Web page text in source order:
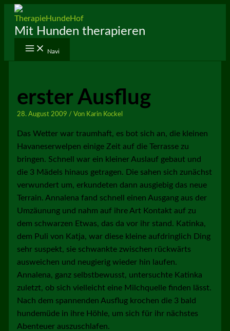
Zum
Inhalt
springen
Mit Hunden therapieren
Navi
erster Ausflug
28. August 2009 / Von Karin Kockel
Das Wetter war traumhaft, es bot sich an, die kleinen
Havaneserwelpen einige Zeit auf die Terrasse zu
bringen. Schnell war ein kleiner Auslauf gebaut und
die 3 Mädels hinaus getragen. Die sahen sich zunächst
verwundert um, erkundeten dann ausgiebig das neue
Terrain. Annalena fand schnell einen Ausgang aus der
Umzäunung und nahm auf ihre Art Kontakt auf zu
dem schwarzen Etwas, das da vor ihr stand. Katinka,
dem Puli von Katja, war diese kleine aufdringlich Ding
sehr suspekt, sie schwankte zwischen rückwärts
ausweichen und neugierig wieder hin laufen.
Annalena, ganz selbstbewusst, untersuchte Katinka
zuletzt, ob sich vielleicht eine Milchquelle finden lässt.
Nach dem spannenden Ausflug krochen die 3 bald
hundemüde in ihre Höhle, um sich für ihr nächstes
Abenteuer auszuschlafen.